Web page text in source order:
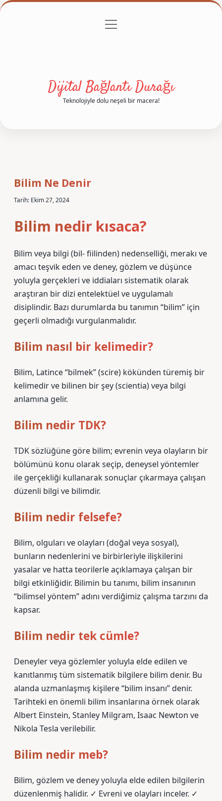
Gizlilik Politikası
menüyü
Dijital Bağlantı Durağı
Teknolojiyle dolu neşeli bir macera!
Bilim Ne Denir
Tarih: Ekim 27, 2024
Bilim nedir kısaca?
Bilim veya bilgi (bil- fiilinden) nedenselliği, merakı ve
amacı teşvik eden ve deney, gözlem ve düşünce
yoluyla gerçekleri ve iddiaları sistematik olarak
araştıran bir dizi entelektüel ve uygulamalı
disiplindir. Bazı durumlarda bu tanımın “bilim” için
geçerli olmadığı vurgulanmalıdır.
Bilim nasıl bir kelimedir?
Bilim, Latince “bilmek” (scire) kökünden türemiş bir
kelimedir ve bilinen bir şey (scientia) veya bilgi
anlamına gelir.
Bilim nedir TDK?
TDK sözlüğüne göre bilim; evrenin veya olayların bir
bölümünü konu olarak seçip, deneysel yöntemler
ile gerçekliği kullanarak sonuçlar çıkarmaya çalışan
düzenli bilgi ve bilimdir.
Bilim nedir felsefe?
Bilim, olguları ve olayları (doğal veya sosyal),
bunların nedenlerini ve birbirleriyle ilişkilerini
yasalar ve hatta teorilerle açıklamaya çalışan bir
bilgi etkinliğidir. Bilimin bu tanımı, bilim insanının
“bilimsel yöntem” adını verdiğimiz çalışma tarzını da
kapsar.
Bilim nedir tek cümle?
Deneyler veya gözlemler yoluyla elde edilen ve
kanıtlanmış tüm sistematik bilgilere bilim denir. Bu
alanda uzmanlaşmış kişilere “bilim insanı” denir.
Tarihteki en önemli bilim insanlarına örnek olarak
Albert Einstein, Stanley Milgram, Isaac Newton ve
Nikola Tesla verilebilir.
Bilim nedir meb?
Bilim, gözlem ve deney yoluyla elde edilen bilgilerin
düzenlenmiş halidir. ✓ Evreni ve olayları inceler. ✓